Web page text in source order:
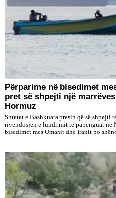
Përparime në bisedimet
pret së shpejti një
Hormuz
Shtetet e Bashkuara presin që së shpejti
rivendosjen e lundrimit të papenguar në
bisedimet mes Omanit dhe Iranit po